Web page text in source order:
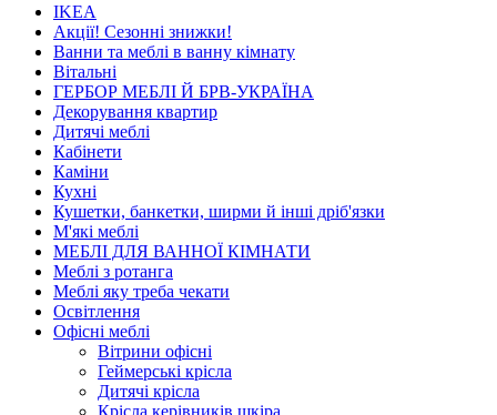
IKEA
Акції! Сезонні знижки!
Ванни та меблі в ванну кімнату
Вітальні
ГЕРБОР МЕБЛІ Й БРВ-УКРАЇНА
Декорування квартир
Дитячі меблі
Кабінети
Каміни
Кухні
Кушетки, банкетки, ширми й інші дріб'язки
М'які меблі
МЕБЛІ ДЛЯ ВАННОЇ КІМНАТИ
Меблі з ротанга
Меблі яку треба чекати
Освітлення
Офісні меблі
Вітрини офісні
Геймерські крісла
Дитячі крісла
Крісла керівників шкіра